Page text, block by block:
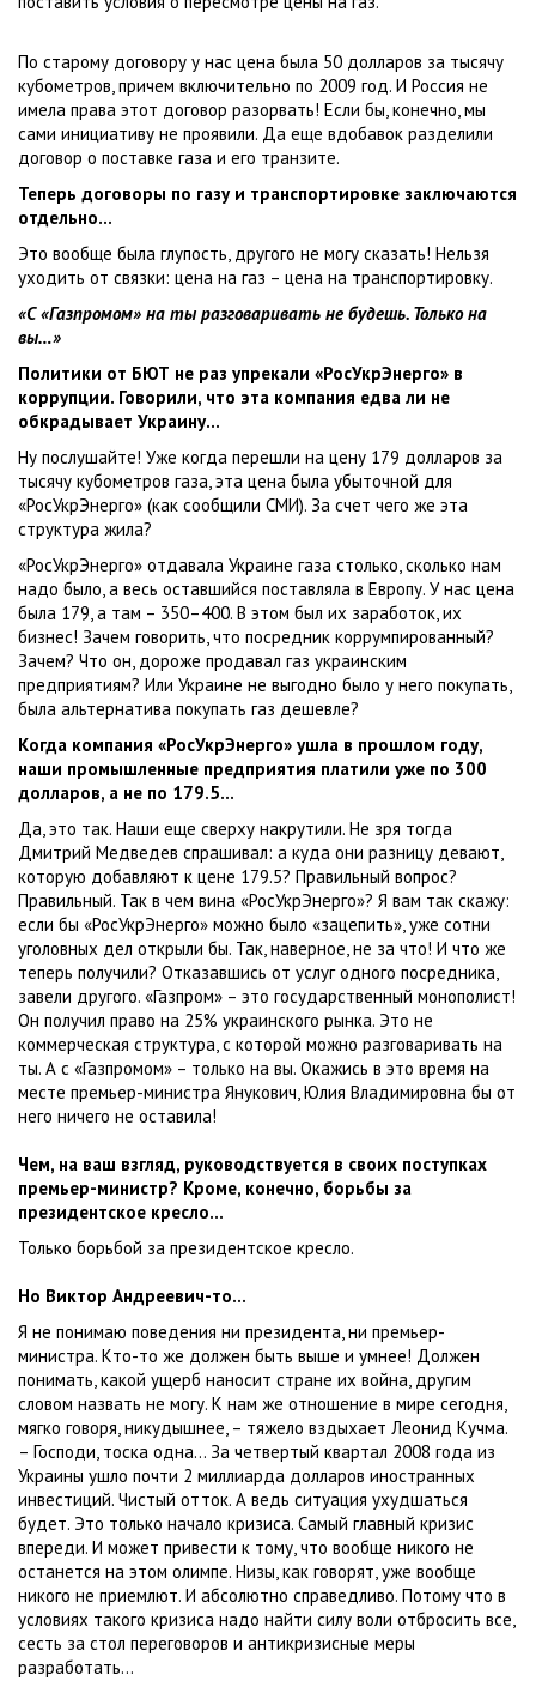
По старому договору у нас цена была 50 долларов за тысячу
кубометров, причем включительно по 2009 год. И Россия не
имела права этот договор разорвать! Если бы, конечно, мы
сами инициативу не проявили. Да еще вдобавок разделили
договор о поставке газа и его транзите.
Теперь договоры по газу и транспортировке заключаются
отдельно…
Это вообще была глупость, другого не могу сказать! Нельзя
уходить от связки: цена на газ – цена на транспортировку.
«С «Газпромом» на ты разговаривать не будешь. Только на
вы…»
Политики от БЮТ не раз упрекали «РосУкрЭнерго» в
коррупции. Говорили, что эта компания едва ли не
обкрадывает Украину…
Ну послушайте! Уже когда перешли на цену 179 долларов за
тысячу кубометров газа, эта цена была убыточной для
«РосУкрЭнерго» (как сообщили СМИ). За счет чего же эта
структура жила?
«РосУкрЭнерго» отдавала Украине газа столько, сколько нам
надо было, а весь оставшийся поставляла в Европу. У нас цена
была 179, а там – 350–400. В этом был их заработок, их
бизнес! Зачем говорить, что посредник коррумпированный?
Зачем? Что он, дороже продавал газ украинским
предприятиям? Или Украине не выгодно было у него покупать,
была альтернатива покупать газ дешевле?
Когда компания «РосУкрЭнерго» ушла в прошлом году,
наши промышленные предприятия платили уже по 300
долларов, а не по 179.5…
Да, это так. Наши еще сверху накрутили. Не зря тогда
Дмитрий Медведев спрашивал: а куда они разницу девают,
которую добавляют к цене 179.5? Правильный вопрос?
Правильный. Так в чем вина «РосУкрЭнерго»? Я вам так скажу:
если бы «РосУкрЭнерго» можно было «зацепить», уже сотни
уголовных дел открыли бы. Так, наверное, не за что! И что же
теперь получили? Отказавшись от услуг одного посредника,
завели другого. «Газпром» – это государственный монополист!
Он получил право на 25% украинского рынка. Это не
коммерческая структура, с которой можно разговаривать на
ты. А с «Газпромом» – только на вы. Окажись в это время на
месте премьер-министра Янукович, Юлия Владимировна бы от
него ничего не оставила!
Чем, на ваш взгляд, руководствуется в своих поступках
премьер-министр? Кроме, конечно, борьбы за
президентское кресло…
Только борьбой за президентское кресло.
Но Виктор Андреевич-то…
Я не понимаю поведения ни президента, ни премьер-
министра. Кто-то же должен быть выше и умнее! Должен
понимать, какой ущерб наносит стране их война, другим
словом назвать не могу. К нам же отношение в мире сегодня,
мягко говоря, никудышнее, – тяжело вздыхает Леонид Кучма.
– Господи, тоска одна… За четвертый квартал 2008 года из
Украины ушло почти 2 миллиарда долларов иностранных
инвестиций. Чистый отток. А ведь ситуация ухудшаться
будет. Это только начало кризиса. Самый главный кризис
впереди. И может привести к тому, что вообще никого не
останется на этом олимпе. Низы, как говорят, уже вообще
никого не приемлют. И абсолютно справедливо. Потому что в
условиях такого кризиса надо найти силу воли отбросить все,
сесть за стол переговоров и антикризисные меры
разработать…